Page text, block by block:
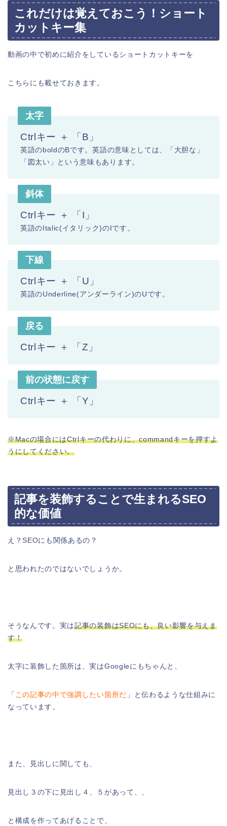
これだけは覚えておこう！ショート
カットキー集
動画の中で初めに紹介をしているショートカットキーを
こちらにも載せておきます。
太字
Ctrlキー ＋ 「B」
英語のboldのBです。英語の意味としては、「大胆な」
「図太い」という意味もあります。
斜体
Ctrlキー ＋ 「I」
英語のItalic(イタリック)のIです。
下線
Ctrlキー ＋ 「U」
英語のUnderline(アンダーライン)のUです。
戻る
Ctrlキー ＋ 「Z」
前の状態に戻す
Ctrlキー ＋ 「Y」
※Macの場合にはCtrlキーの代わりに、commandキーを押すよ
うにしてください。
記事を装飾することで生まれるSEO
的な価値
え？SEOにも関係あるの？
と思われたのではないでしょうか。
そうなんです。実は記事の装飾はSEOにも、良い影響を与えま
す！
太字に装飾した箇所は、実はGoogleにもちゃんと、
「 この記事の中で強調したい箇所だ 」と伝わるような仕組みに
なっています。
また、見出しに関しても、
見出し３の下に見出し４、５があって、、
と構成を作ってあげることで、